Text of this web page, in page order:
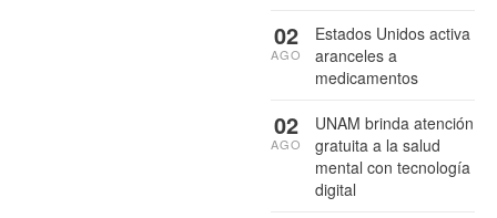
Estados Unidos activa
aranceles a
medicamentos
02
AGO
UNAM brinda atención
gratuita a la salud
mental con tecnología
digital
02
AGO